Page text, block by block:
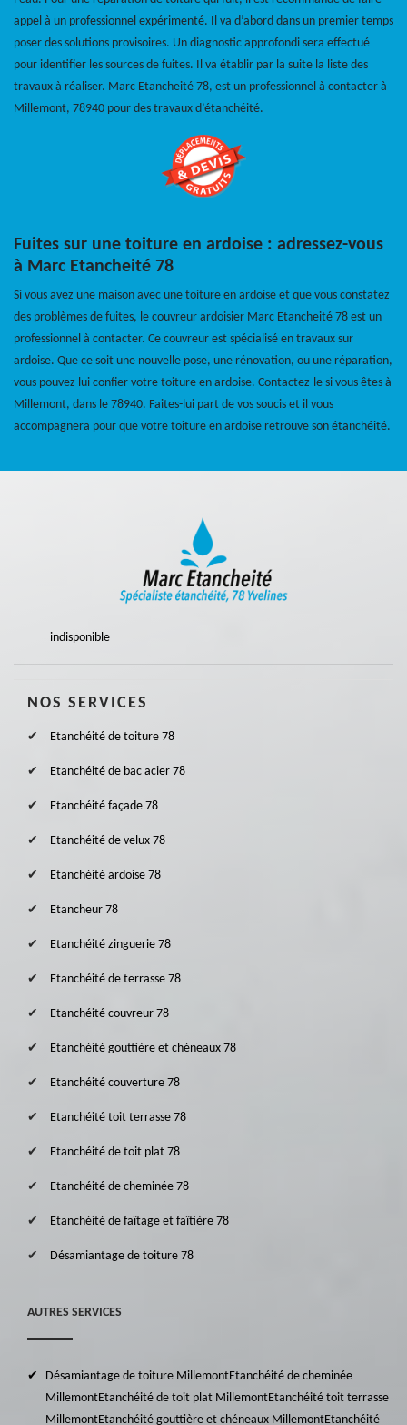
appel à un professionnel expérimenté. Il va d’abord dans un premier temps
poser des solutions provisoires. Un diagnostic approfondi sera effectué
pour identifier les sources de fuites. Il va établir par la suite la liste des
travaux à réaliser. Marc Etancheité 78, est un professionnel à contacter à
Millemont, 78940 pour des travaux d’étanchéité.
Fuites sur une toiture en ardoise : adressez-vous
à Marc Etancheité 78
Si vous avez une maison avec une toiture en ardoise et que vous constatez
des problèmes de fuites, le couvreur ardoisier Marc Etancheité 78 est un
professionnel à contacter. Ce couvreur est spécialisé en travaux sur
ardoise. Que ce soit une nouvelle pose, une rénovation, ou une réparation,
vous pouvez lui confier votre toiture en ardoise. Contactez-le si vous êtes à
Millemont, dans le 78940. Faites-lui part de vos soucis et il vous
accompagnera pour que votre toiture en ardoise retrouve son étanchéité.
indisponible
NOS SERVICES
Etanchéité de toiture 78
Etanchéité de bac acier 78
Etanchéité façade 78
Etanchéité de velux 78
Etanchéité ardoise 78
Etancheur 78
Etanchéité zinguerie 78
Etanchéité de terrasse 78
Etanchéité couvreur 78
Etanchéité gouttière et chéneaux 78
Etanchéité couverture 78
Etanchéité toit terrasse 78
Etanchéité de toit plat 78
Etanchéité de cheminée 78
Etanchéité de faîtage et faîtière 78
Désamiantage de toiture 78
AUTRES SERVICES
Désamiantage de toiture MillemontEtanchéité de cheminée
MillemontEtanchéité de toit plat MillemontEtanchéité toit terrasse
MillemontEtanchéité gouttière et chéneaux MillemontEtanchéité